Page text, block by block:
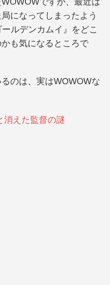
になってしまったよう
ルデンカムイ』をどこ
も気になるところで
のは、実はWOWOWな
消えた監督の謎